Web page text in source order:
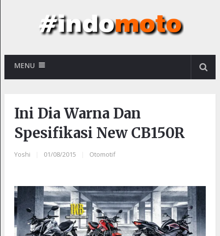
MENU
Ini Dia Warna Dan
Spesifikasi New CB150R
Yoshi 01/08/2015 Otomotif